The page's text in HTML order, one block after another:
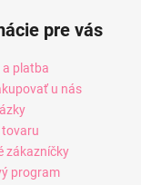
pre vás
a platba
u nás
zákazníčky
program